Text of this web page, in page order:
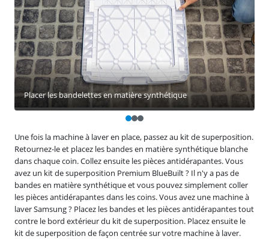
Une fois la machine à laver en place, passez au kit de superposition.
Retournez-le et placez les bandes en matière synthétique blanche
dans chaque coin. Collez ensuite les pièces antidérapantes. Vous
avez un kit de superposition Premium BlueBuilt ? Il n'y a pas de
bandes en matière synthétique et vous pouvez simplement coller
les pièces antidérapantes dans les coins. Vous avez une machine à
laver Samsung ? Placez les bandes et les pièces antidérapantes tout
contre le bord extérieur du kit de superposition. Placez ensuite le
kit de superposition de façon centrée sur votre machine à laver.
Placer les bandelettes en matière synthétique